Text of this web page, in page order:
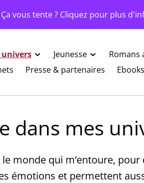
vous tente ? Cliquez pour plus
univers Jeunesse Romans
Presse & partenaires Ebooks
dans mes
monde qui m’entoure,
émotions et permettent